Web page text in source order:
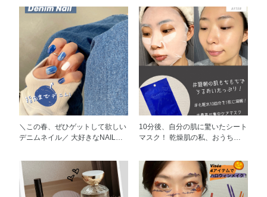
優しいので、毎日とても安心して
ネイルを楽しめます。 ※限定品
のため、在庫がなくなり次第、終
了となります。
線カット率99％・UPF50＋】 広
範囲をカバーできる大きめ立体形
状で、紫外線をガードできるのが
嬉しいです。 去年マスクしても
焼けちゃったので、、、 今年の
夏こそしっかり紫外線対策をしよ
うと思いました！ ③ 2層構造の布
マスクで内側はベージュカラーに
なっています。 ファンデーショ
ンが少し落ちても全然目立たな
す。 ④洗って使えるのが嬉し
い！ 50回洗っても使えるので実
ルをやってみました！ 春の爽や
かをイメージした「はじけるミン
ステルカラーとユニコーンカラー
が楽しめるラメのラインナップ
で、 全部すごくかわいいです
が、私の一推しはやっぱりSV078
です！ 特に自然光で見た時、偏
光ラメのキラキラ感が超絶妙！
一度塗りでも素晴らしい発色で
す！(写真は2度塗り) ※限定品の
ため、在庫がなくなり次第、販売
終了となります。
油断できない！ 私は乾燥肌です
ので、UVケアと保湿が同時にで
きる日焼け止めをいつも選んでい
ます。 本日みなさんにおすすめ
したいUV ディフェンス ジェルは
本当にお気に入りです♡ ウォー
け止め特有のキシキシ感を感じま
せん！！ 日焼け止めとは思えな
いくらい使い心地が良い！ テク
スチャは乳液みたいになめらか
で、お肌に負担を感じないスキン
ケア感覚です。 何より、保湿力
気になる方はぜひ一度使ってみて
ください！！ 紫外線だけでな
く、乾燥やほこり・花粉などから
＼この春、ぜひゲットして欲しい
デニムネイル／ 大好きなNAIL
ーが限定発売！！！ デニム大好
きですので、 このシリーズで本
当に興奮しました！ 手が一般な
人よりかなり黒いので、、 濃い2
10分後、自分の肌に驚いたシート
マスク！ 乾燥肌の私、おうちに
ックを使うようにしています。
最近一番感動したのは雪肌精クリ
アウェルネスのナチュラルドリッ
プマスクです。 この商品はなん